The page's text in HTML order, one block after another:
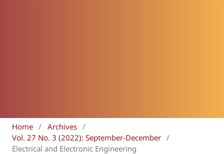
Home / Archives /
Vol. 27 No. 3 (2022): September-December /
Electrical and Electronic Engineering